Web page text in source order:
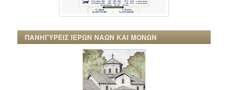
ΠΑΝΗΓΥΡΕΙΣ ΙΕΡΩΝ ΝΑΩΝ ΚΑΙ ΜΟΝΩΝ